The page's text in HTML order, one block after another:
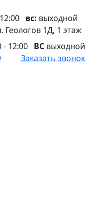
вс: выходной
1Д, 1 этаж
- 12:00 ВС выходной
Заказать звонок